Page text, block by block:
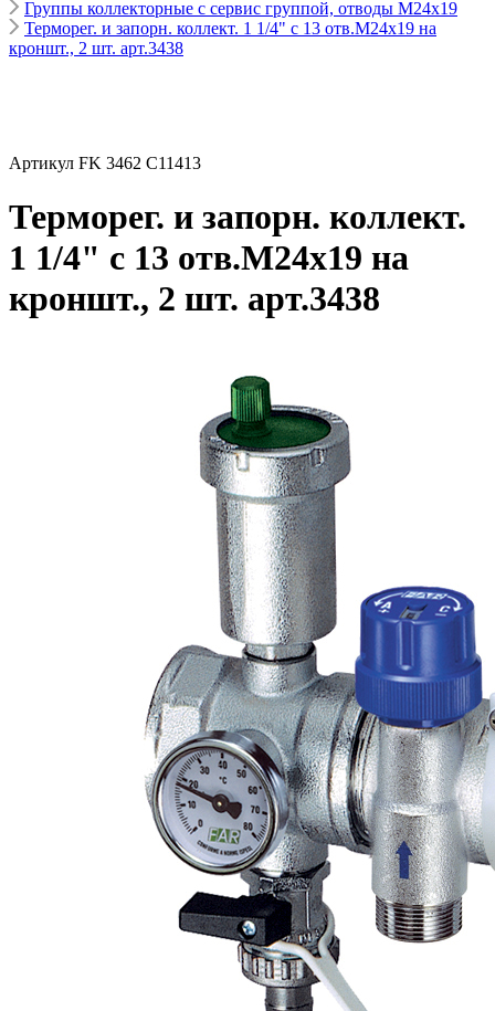
Группы коллекторные с сервис группой, отводы М24х19
Терморег. и запорн. коллект. 1 1/4" с 13 отв.M24x19 на
кроншт., 2 шт. арт.3438
Артикул FK 3462 C11413
Терморег. и запорн. коллект.
1 1/4" с 13 отв.M24x19 на
кроншт., 2 шт. арт.3438